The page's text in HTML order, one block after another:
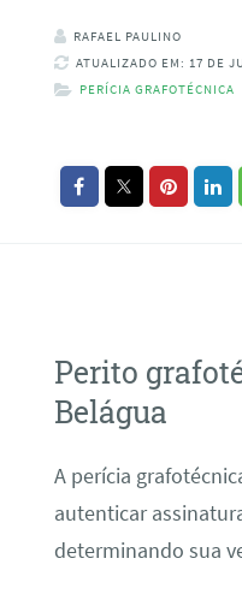
RAFAEL PAULINO
ATUALIZADO EM: 17 DE
PERÍCIA GRAFOTÉCNICA
Perito
Belágua
A perícia
autenticar
determinando sua